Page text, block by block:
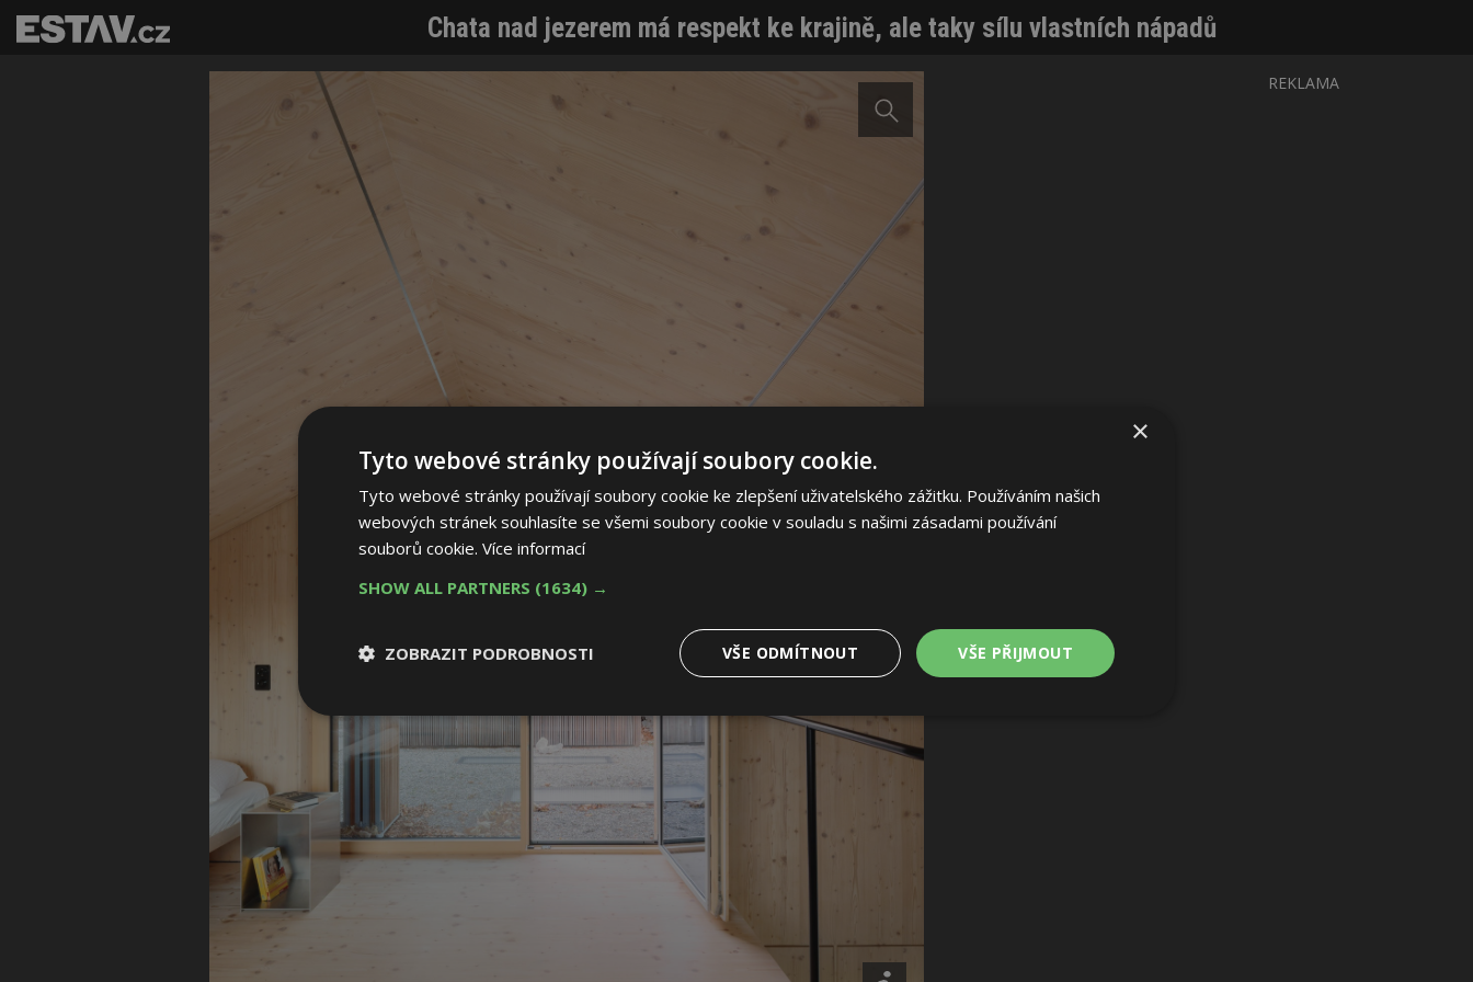
Chata nad jezerem má respekt ke krajině, ale taky sílu vlastních nápadů
REKLAMA
×
Tyto webové stránky používají soubory cookie.
Tyto webové stránky používají soubory cookie ke zlepšení uživatelského zážitku. Používáním našich
webových stránek souhlasíte se všemi soubory cookie v souladu s našimi zásadami používání
souborů cookie. Více informací
SHOW ALL PARTNERS (1634) →
VŠE PŘIJMOUT
VŠE ODMÍTNOUT
ZOBRAZIT PODROBNOSTI
Nezbytně nutné
soubory
Výkonové
soubory
Soubory cílení Funkční soubory
Nezbytně nutné soubory cookie umožňují základní funkce webových stránek, jako je přihlášení uživatele a správa účtu.
Webové stránky nelze bez nezbytně nutných souborů cookie správně používat.